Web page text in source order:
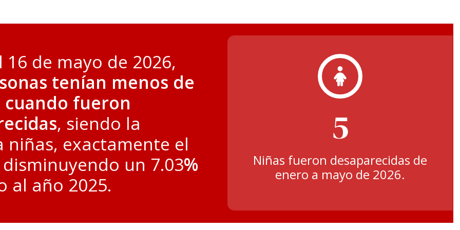
16 de mayo de 2026,
tenían menos de
cuando fueron
, siendo la
niñas, exactamente el
disminuyendo un 7.03%
al año 2025.
5
Niñas fueron desaparecidas de
enero a mayo de 2026.